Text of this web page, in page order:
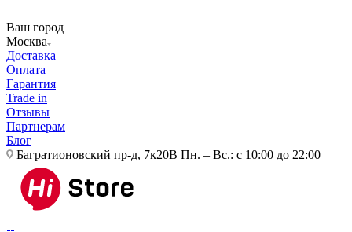
Ваш город
Москва
Доставка
Оплата
Гарантия
Trade in
Отзывы
Партнерам
Блог
Багратионовский пр-д, 7к20В Пн. – Вс.: с 10:00 до 22:00